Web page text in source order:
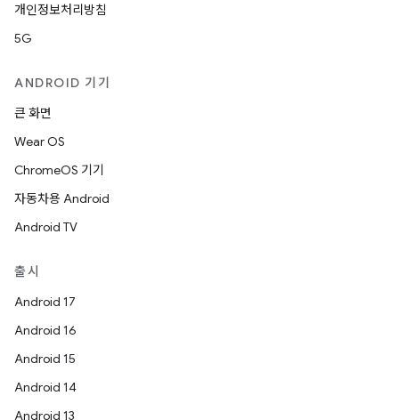
개인정보처리방침
5G
ANDROID 기기
큰 화면
Wear OS
ChromeOS 기기
자동차용 Android
Android TV
출시
Android 17
Android 16
Android 15
Android 14
Android 13